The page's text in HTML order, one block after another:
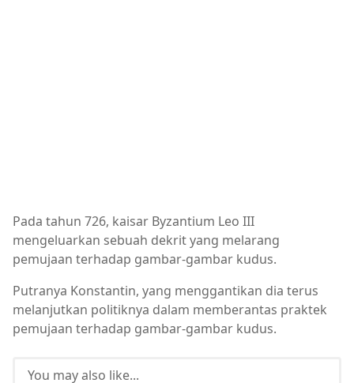
Pada tahun 726, kaisar Byzantium Leo III
mengeluarkan sebuah dekrit yang melarang
pemujaan terhadap gambar-gambar kudus.
Putranya Konstantin, yang menggantikan dia terus
melanjutkan politiknya dalam memberantas praktek
pemujaan terhadap gambar-gambar kudus.
You may also like...